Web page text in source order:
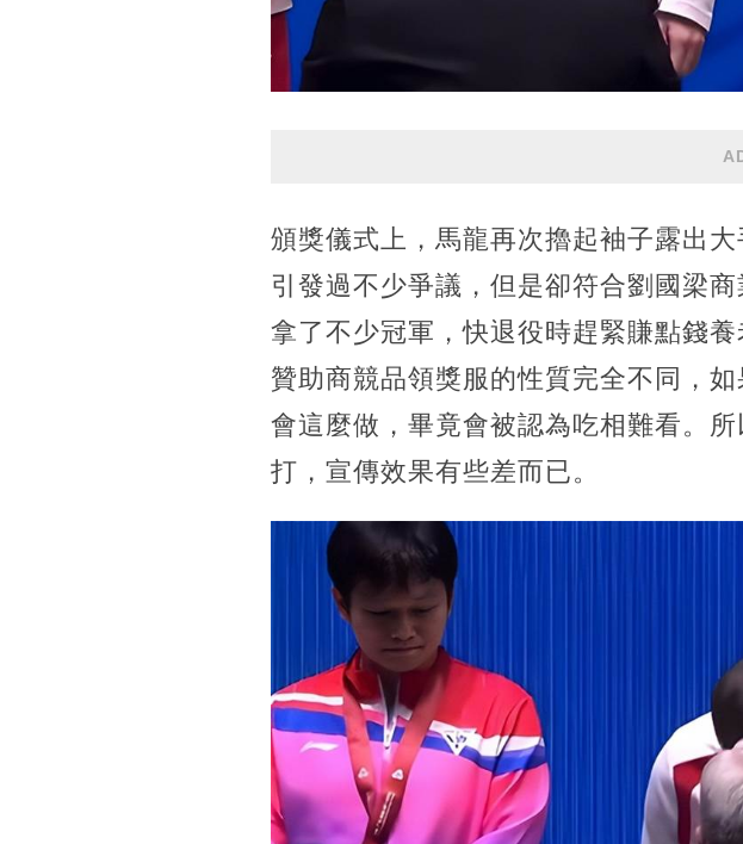
頒獎儀式上，馬龍再次擼起袖子露出
引發過不少爭議，但是卻符合劉國梁
拿了不少冠軍，快退役時趕緊賺點錢
贊助商競品領獎服的性質完全不同，
會這麼做，畢竟會被認為吃相難看。
打，宣傳效果有些差而已。